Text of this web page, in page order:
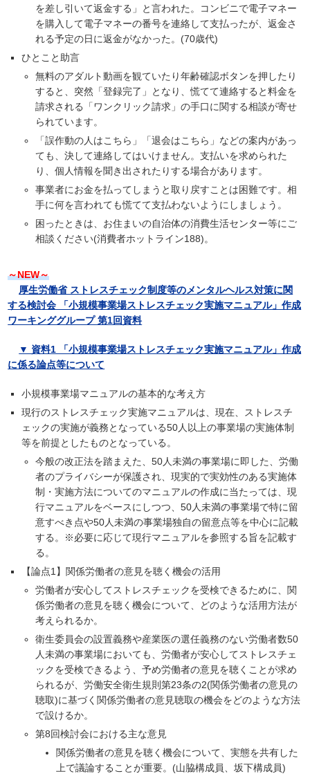
を差し引いて返金する」と言われた。コンビニで電子マネー
を購入して電子マネーの番号を連絡して支払ったが、返金さ
れる予定の日に返金がなかった。(70歳代)
ひとこと助言
無料のアダルト動画を観ていたり年齢確認ボタンを押したり
すると、突然「登録完了」となり、慌てて連絡すると料金を
請求される「ワンクリック請求」の手口に関する相談が寄せ
られています。
「誤作動の人はこちら」「退会はこちら」などの案内があっ
ても、決して連絡してはいけません。支払いを求められた
り、個人情報を聞き出されたりする場合があります。
事業者にお金を払ってしまうと取り戻すことは困難です。相
手に何を言われても慌てて支払わないようにしましょう。
困ったときは、お住まいの自治体の消費生活センター等にご
相談ください(消費者ホットライン188)。
～NEW～
厚生労働省 ストレスチェック制度等のメンタルヘルス対策に関
する検討会 「小規模事業場ストレスチェック実施マニュアル」作成
ワーキンググループ 第1回資料
▼ 資料1 「小規模事業場ストレスチェック実施マニュアル」作成
に係る論点等について
小規模事業場マニュアルの基本的な考え方
現行のストレスチェック実施マニュアルは、現在、ストレスチ
ェックの実施が義務となっている50人以上の事業場の実施体制
等を前提としたものとなっている。
今般の改正法を踏まえた、50人未満の事業場に即した、労働
者のプライバシーが保護され、現実的で実効性のある実施体
制・実施方法についてのマニュアルの作成に当たっては、現
行マニュアルをベースにしつつ、50人未満の事業場で特に留
意すべき点や50人未満の事業場独自の留意点等を中心に記載
する。※必要に応じて現行マニュアルを参照する旨を記載す
る。
【論点1】関係労働者の意見を聴く機会の活用
労働者が安心してストレスチェックを受検できるために、関
係労働者の意見を聴く機会について、どのような活用方法が
考えられるか。
衛生委員会の設置義務や産業医の選任義務のない労働者数50
人未満の事業場においても、労働者が安心してストレスチェ
ックを受検できるよう、予め労働者の意見を聴くことが求め
られるが、労働安全衛生規則第23条の2(関係労働者の意見の
聴取)に基づく関係労働者の意見聴取の機会をどのような方法
で設けるか。
第8回検討会における主な意見
関係労働者の意見を聴く機会について、実態を共有した
上で議論することが重要。(山脇構成員、坂下構成員)